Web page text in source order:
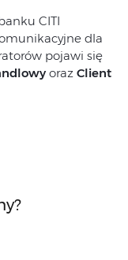
CITI
dla
pojawi się
oraz Client